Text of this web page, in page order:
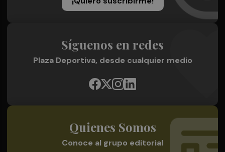
Síguenos en redes
Plaza Deportiva, desde cualquier medio
Quienes Somos
Conoce al grupo editorial